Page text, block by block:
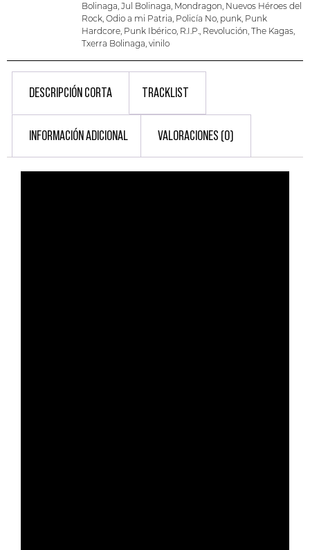
Bolinaga, Jul Bolinaga, Mondragon, Nuevos Héroes del
Rock, Odio a mi Patria, Policía No, punk, Punk
Hardcore, Punk Ibérico, R.I.P., Revolución, The Kagas,
Txerra Bolinaga, vinilo
DESCRIPCIÓN CORTA TRACKLIST
INFORMACIÓN ADICIONAL VALORACIONES (0)